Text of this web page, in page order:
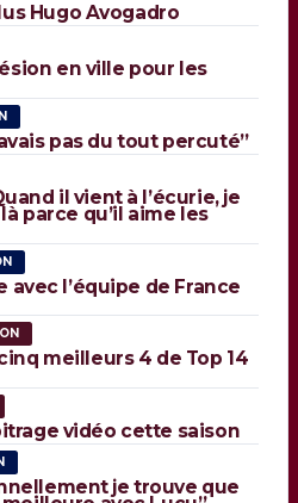
Hugo Avogadro
en ville pour les
pas du tout percuté”
il vient à l’écurie, je
parce qu’il aime les
l’équipe de France
meilleurs 4 de Top 14
vidéo cette saison
je trouve que